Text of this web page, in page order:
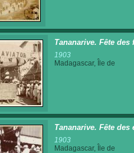
Tananarive. Fête
1903
Madagascar, Île de
Tananarive. Fête des
1903
Madagascar, Île de